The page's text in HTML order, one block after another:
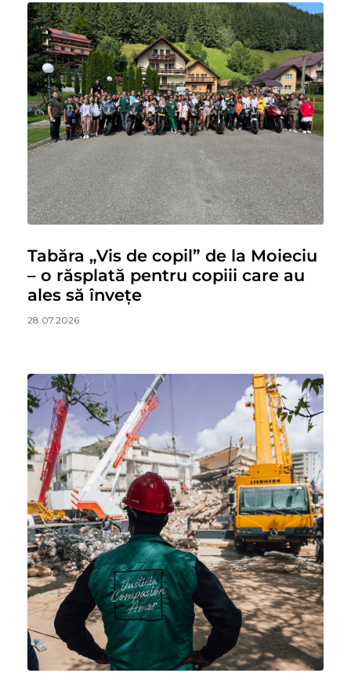
Tabăra „Vis de copil” de la Moieciu
– o răsplată pentru copiii care au
ales să învețe
28.07.2026